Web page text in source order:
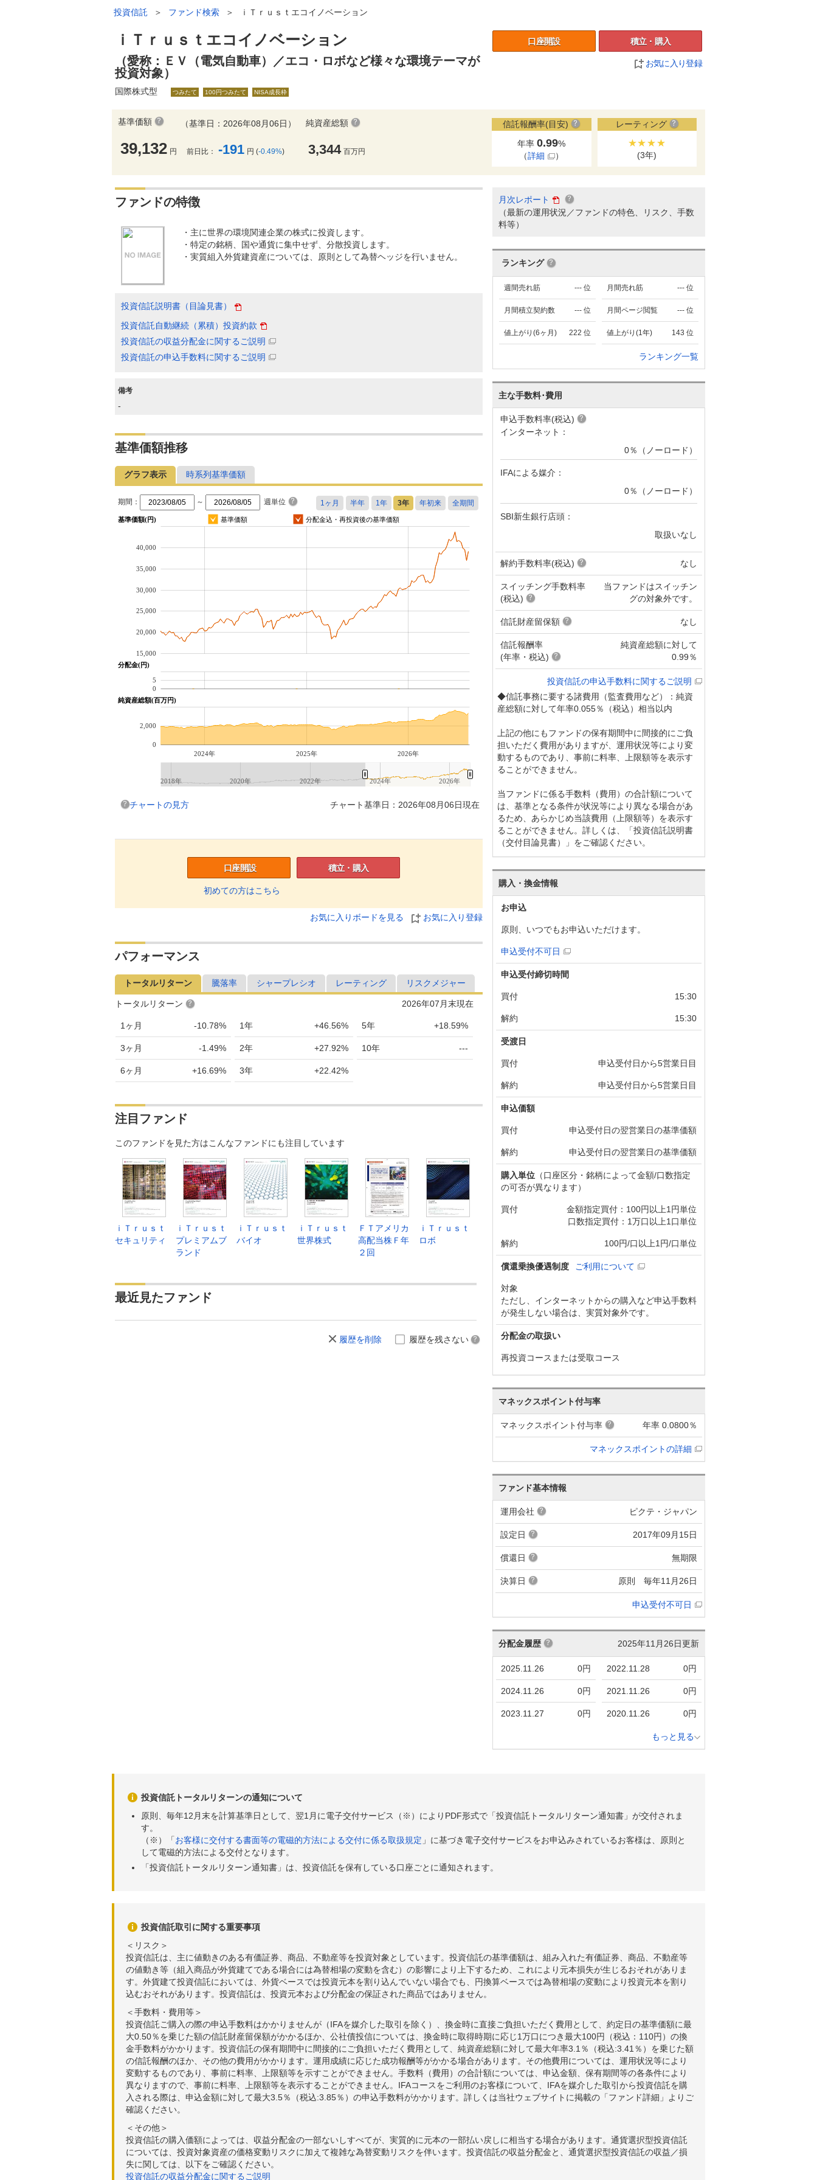
投資信託 ＞ ファンド検索 ＞ ｉＴｒｕｓｔエコイノベーション
ｉＴｒｕｓｔエコイノベーション
（愛称：ＥＶ（電気自動車）／エコ・ロボなど様々な環境テーマが
投資対象）
口座開設 積立・購入
お気に入り登録
国際株式型 つみたて 100円つみたて NISA成長枠
基準価額
39,132 円
（基準日：2026年08月06日）
前日比： -191 円 (-0.49%)
純資産総額
3,344 百万円
信託報酬率(目安)
年率0.99%
（詳細 ）
レーティング
★★★★
(3年)
ファンドの特徴
・主に世界の環境関連企業の株式に投資します。
・特定の銘柄、国や通貨に集中せず、分散投資します。
・実質組入外貨建資産については、原則として為替ヘッジを行いません。
投資信託説明書（目論見書）
投資信託自動継続（累積）投資約款
投資信託の収益分配金に関するご説明
投資信託の申込手数料に関するご説明
備考
-
基準価額推移
グラフ表示 時系列基準価額
期間： ～ 週単位
基準価額(円) 基準価額 分配金込・再投資後の基準価額
15,000
20,000
25,000
30,000
35,000
40,000
分配金(円)
0
5
純資産総額(百万円)
2024年 2025年 2026年
0
2,000
2018年 2020年 2022年 2024年 2026年
チャートの見方 チャート基準日：2026年08月06日現在
口座開設
初めての方はこちら
積立・購入
お気に入りボードを見る お気に入り登録
パフォーマンス
トータルリターン 騰落率 シャープレシオ レーティング リスクメジャー
2026年07月末現在
トータルリターン
1ヶ月 -10.78%
3ヶ月 -1.49%
6ヶ月 +16.69%
1年 +46.56%
2年 +27.92%
3年 +22.42%
5年 +18.59%
10年 ---
注目ファンド
このファンドを見た方はこんなファンドにも注目しています
ｉＴｒｕｓｔ
セキュリティ
ｉＴｒｕｓｔ
プレミアムブ
ランド
ｉＴｒｕｓｔ
バイオ
ｉＴｒｕｓｔ
世界株式
ＦＴアメリカ
高配当株Ｆ年
２回
ｉＴｒｕｓｔ
ロボ
最近見たファンド
履歴を削除 履歴を残さない
月次レポート
（最新の運用状況／ファンドの特色、リスク、手数
料等）
ランキング
--- 位
週間売れ筋 --- 位
月間売れ筋
--- 位
月間積立契約数 --- 位
月間ページ閲覧
222 位
値上がり(6ヶ月) 143 位
値上がり(1年)
ランキング一覧
主な手数料･費用
申込手数料率(税込)
インターネット：
0％（ノーロード）
IFAによる媒介：
0％（ノーロード）
SBI新生銀行店頭：
取扱いなし
解約手数料率(税込) なし
スイッチング手数料率
(税込)
当ファンドはスイッチン
グの対象外です。
信託財産留保額 なし
信託報酬率
(年率・税込)
純資産総額に対して
0.99％
投資信託の申込手数料に関するご説明
◆信託事務に要する諸費用（監査費用など）：純資
産総額に対して年率0.055％（税込）相当以内
上記の他にもファンドの保有期間中に間接的にご負
担いただく費用がありますが、運用状況等により変
動するものであり、事前に料率、上限額等を表示す
ることができません。
当ファンドに係る手数料（費用）の合計額について
は、基準となる条件が状況等により異なる場合があ
るため、あらかじめ当該費用（上限額等）を表示す
ることができません。詳しくは、「投資信託説明書
（交付目論見書）」をご確認ください。
購入・換金情報
お申込
原則、いつでもお申込いただけます。
申込受付不可日
申込受付締切時間
買付 15:30
解約 15:30
受渡日
買付 申込受付日から5営業日目
解約 申込受付日から5営業日目
申込価額
買付 申込受付日の翌営業日の基準価額
解約 申込受付日の翌営業日の基準価額
購入単位 （口座区分・銘柄によって金額/口数指定
の可否が異なります）
買付
金額指定買付：100円以上1円単位
口数指定買付：1万口以上1口単位
解約 100円/口以上1円/口単位
償還乗換優遇制度 ご利用について
対象
ただし、インターネットからの購入など申込手数料
が発生しない場合は、実質対象外です。
分配金の取扱い
再投資コースまたは受取コース
マネックスポイント付与率
マネックスポイント付与率 年率 0.0800％
マネックスポイントの詳細
ファンド基本情報
運用会社 ピクテ・ジャパン
設定日 2017年09月15日
償還日 無期限
決算日 原則 毎年11月26日
申込受付不可日
2025年11月26日更新
分配金履歴
2025.11.26 0円
2024.11.26 0円
2023.11.27 0円
2022.11.28 0円
2021.11.26 0円
2020.11.26 0円
もっと見る
投資信託トータルリターンの通知について
原則、毎年12月末を計算基準日として、翌1月に電子交付サービス（※）によりPDF形式で「投資信託トータルリターン通知書」が交付されま
す。
（※）「お客様に交付する書面等の電磁的方法による交付に係る取扱規定 」に基づき電子交付サービスをお申込みされているお客様は、原則と
して電磁的方法による交付となります。
「投資信託トータルリターン通知書」は、投資信託を保有している口座ごとに通知されます。
投資信託取引に関する重要事項
＜リスク＞
投資信託は、主に値動きのある有価証券、商品、不動産等を投資対象としています。投資信託の基準価額は、組み入れた有価証券、商品、不動産等
の値動き等（組入商品が外貨建てである場合には為替相場の変動を含む）の影響により上下するため、これにより元本損失が生じるおそれがありま
す。外貨建て投資信託においては、外貨ベースでは投資元本を割り込んでいない場合でも、円換算ベースでは為替相場の変動により投資元本を割り
込むおそれがあります。投資信託は、投資元本および分配金の保証された商品ではありません。
＜手数料・費用等＞
投資信託ご購入の際の申込手数料はかかりませんが（IFAを媒介した取引を除く）、換金時に直接ご負担いただく費用として、約定日の基準価額に最
大0.50％を乗じた額の信託財産留保額がかかるほか、公社債投信については、換金時に取得時期に応じ1万口につき最大100円（税込：110円）の換
金手数料がかかります。投資信託の保有期間中に間接的にご負担いただく費用として、純資産総額に対して最大年率3.1％（税込:3.41％）を乗じた額
の信託報酬のほか、その他の費用がかかります。運用成績に応じた成功報酬等がかかる場合があります。その他費用については、運用状況等により
変動するものであり、事前に料率、上限額等を示すことができません。手数料（費用）の合計額については、申込金額、保有期間等の各条件により
異なりますので、事前に料率、上限額等を表示することができません。IFAコースをご利用のお客様について、IFAを媒介した取引から投資信託を購
入される際は、申込金額に対して最大3.5％（税込:3.85％）の申込手数料がかかります。詳しくは当社ウェブサイトに掲載の「ファンド詳細」よりご
確認ください。
＜その他＞
投資信託の購入価額によっては、収益分配金の一部ないしすべてが、実質的に元本の一部払い戻しに相当する場合があります。通貨選択型投資信託
については、投資対象資産の価格変動リスクに加えて複雑な為替変動リスクを伴います。投資信託の収益分配金と、通貨選択型投資信託の収益／損
失に関しては、以下をご確認ください。
投資信託の収益分配金に関するご説明